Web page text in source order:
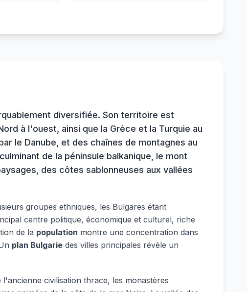
diversifiée. Son territoire est
à l'ouest, ainsi que la Grèce et la Turquie au
le Danube, et des chaînes de montagnes au
de la péninsule balkanique, le mont
des côtes sablonneuses aux vallées
groupes ethniques, les Bulgares étant
centre politique, économique et culturel, riche
de la population montre une concentration dans
plan Bulgarie des villes principales révèle un
civilisation thrace, les monastères